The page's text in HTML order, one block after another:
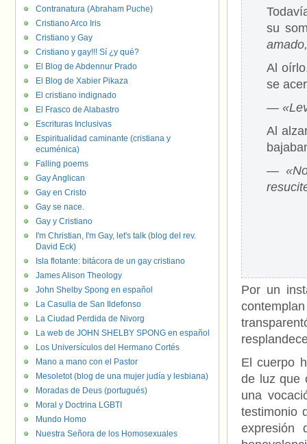
su
Al
se
―
Al
― «No
Por un
El cuerpo
de luz que
una
testimonio
expresión
Contranatura (Abraham Puche)
Cristiano Arco Iris
Cristiano y Gay
Cristiano y gay!!! Sí ¿y qué?
El Blog de Abdennur Prado
El Blog de Xabier Pikaza
El cristiano indignado
El Frasco de Alabastro
Escrituras Inclusivas
Espiritualidad caminante (cristiana y
ecuménica)
Falling poems
Gay Anglican
Gay en Cristo
Gay se nace.
Gay y Cristiano
I'm Christian, I'm Gay, let's talk (blog del rev.
David Eck)
Isla flotante: bitácora de un gay cristiano
James Alison Theology
John Shelby Spong en español
La Casulla de San Ildefonso
La Ciudad Perdida de Nivorg
La web de JOHN SHELBY SPONG en español
Los Universículos del Hermano Cortés
Mano a mano con el Pastor
Mesoletot (blog de una mujer judía y lesbiana)
Moradas de Deus (portugués)
Moral y Doctrina LGBTI
Mundo Homo
Nuestra Señora de los Homosexuales